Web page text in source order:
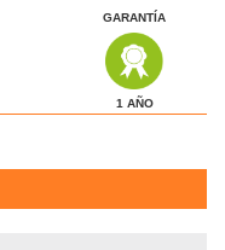
GARANTÍA
1 AÑO